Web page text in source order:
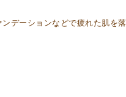
デーションなどで疲れた肌を落